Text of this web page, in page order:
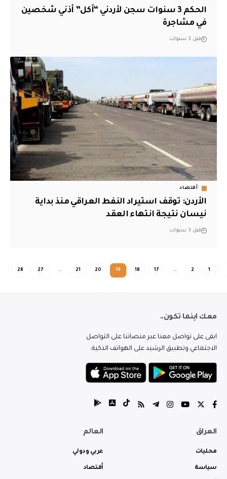
الحكم 3 سنوات سجن لأردني “أكل” أذني شخصين
في مشاجرة
قبل 3 سنوات
أقتصاد
الأردن: توقف استيراد النفط العراقي منذ بداية
نيسان نتيجة انتهاء العقد
قبل 3 سنوات
اينما تكون..
على تواصل معنا عبر منصاتنا على التواصل
وتطبيق الرشيد على الهواتف الذكية.
العالم
عربي ودولي
أقتصاد